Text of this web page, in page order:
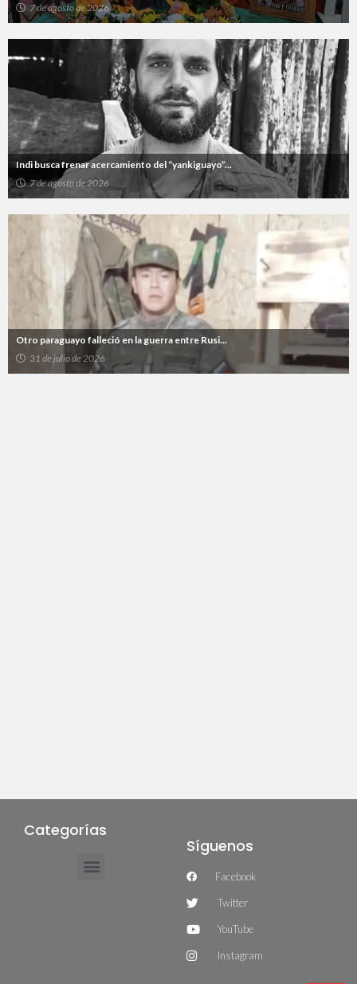
7 de agosto de 2026
Indi busca frenar acercamiento del “yankiguayo”...
7 de agosto de 2026
Otro paraguayo falleció en la guerra entre Rusi...
31 de julio de 2026
Categorías
Síguenos
Facebook
Twitter
YouTube
Instagram